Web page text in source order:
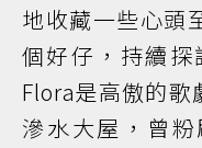
地收藏一些心頭
個好仔，持續探
Flora是高傲的歌
滲水大屋，曾